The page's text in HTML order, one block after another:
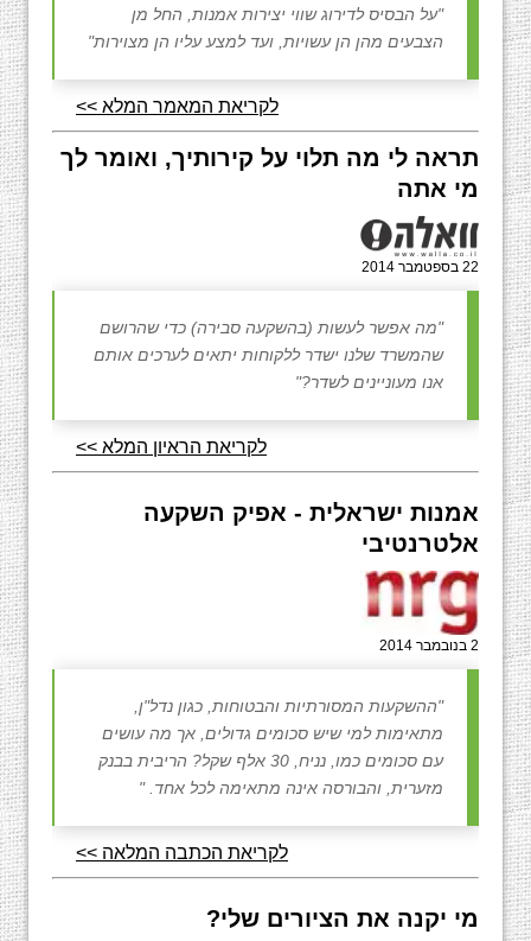
"על הבסיס לדירוג שווי יצירות אמנות, החל מן
הצבעים מהן הן עשויות, ועד למצע עליו הן מצוירות"
לקריאת המאמר המלא >>
תראה לי מה תלוי על קירותיך, ואומר לך
מי אתה
22 בספטמבר 2014
"מה אפשר לעשות (בהשקעה סבירה) כדי שהרושם
שהמשרד שלנו ישדר ללקוחות יתאים לערכים אותם
אנו מעוניינים לשדר?"
לקריאת הראיון המלא >>
אמנות ישראלית - אפיק השקעה
אלטרנטיבי
2 בנובמבר 2014
"ההשקעות המסורתיות והבטוחות, כגון נדל"ן,
מתאימות למי שיש סכומים גדולים, אך מה עושים
עם סכומים כמו, נניח, 30 אלף שקל? הריבית בבנק
מזערית, והבורסה אינה מתאימה לכל אחד. "
לקריאת הכתבה המלאה >>
מי יקנה את הציורים שלי?